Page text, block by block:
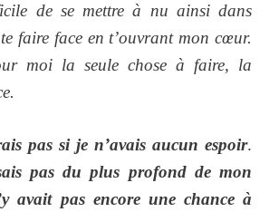
de se mettre à nu ainsi dans
faire face en t’ouvrant mon cœur.
moi la seule chose à faire, la
pas si je n’avais aucun espoir.
pas du plus profond de mon
avait pas encore une chance à